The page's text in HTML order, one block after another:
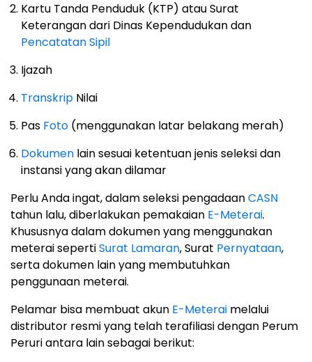
Kartu Tanda Penduduk (KTP) atau Surat
Keterangan dari Dinas Kependudukan dan
Pencatatan Sipil
Ijazah
Transkrip Nilai
Pas Foto (menggunakan latar belakang merah)
Dokumen lain sesuai ketentuan jenis seleksi dan
instansi yang akan dilamar
Perlu Anda ingat, dalam seleksi pengadaanCASN
tahun lalu, diberlakukan pemakaian E-Meterai.
Khususnya dalam dokumen yang menggunakan
meterai sepertiSurat Lamaran, Surat Pernyataan,
serta dokumen lain yang membutuhkan
penggunaan meterai.
Pelamar bisa membuat akun E-Meterai melalui
distributor resmi yang telah terafiliasi dengan Perum
Peruri antara lain sebagai berikut: